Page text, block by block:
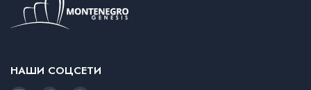
НАШИ СОЦСЕТИ